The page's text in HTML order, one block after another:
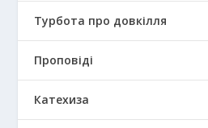
Турбота про довкілля
Проповіді
Катехиза